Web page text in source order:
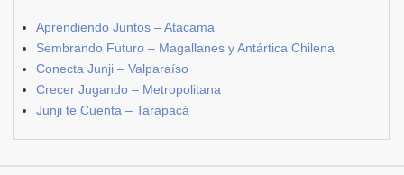
Aprendiendo Juntos – Atacama
Sembrando Futuro – Magallanes y Antártica Chilena
Conecta Junji – Valparaíso
Crecer Jugando – Metropolitana
Junji te Cuenta – Tarapacá